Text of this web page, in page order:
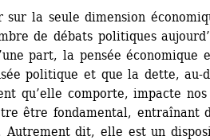
sur la seule dimension
de débats politiques
part, la pensée économique
politique et que la dette, au-
qu’elle comporte, impacte nos
être fondamental, entraînant
Autrement dit, elle est un